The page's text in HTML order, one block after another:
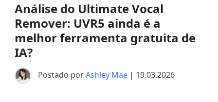
Análise do Ultimate Vocal
Remover: UVR5 ainda é a
melhor ferramenta gratuita de
IA?
Postado porAshley Mae | 19.03.2026